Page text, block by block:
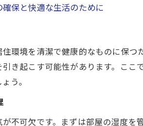
保と快適な生活のために
環境を清潔で健康的なものに保
き起こす可能性があります。こ
う。
不可欠です。まずは部屋の湿度